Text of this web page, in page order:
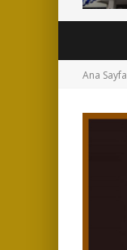
Ana Sayfa